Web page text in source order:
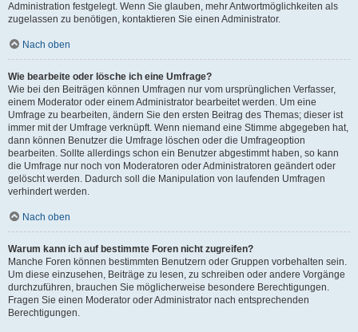
Administration festgelegt. Wenn Sie glauben, mehr Antwortmöglichkeiten als
zugelassen zu benötigen, kontaktieren Sie einen Administrator.
Nach oben
Wie bearbeite oder lösche ich eine Umfrage?
Wie bei den Beiträgen können Umfragen nur vom ursprünglichen Verfasser,
einem Moderator oder einem Administrator bearbeitet werden. Um eine
Umfrage zu bearbeiten, ändern Sie den ersten Beitrag des Themas; dieser ist
immer mit der Umfrage verknüpft. Wenn niemand eine Stimme abgegeben hat,
dann können Benutzer die Umfrage löschen oder die Umfrageoption
bearbeiten. Sollte allerdings schon ein Benutzer abgestimmt haben, so kann
die Umfrage nur noch von Moderatoren oder Administratoren geändert oder
gelöscht werden. Dadurch soll die Manipulation von laufenden Umfragen
verhindert werden.
Nach oben
Warum kann ich auf bestimmte Foren nicht zugreifen?
Manche Foren können bestimmten Benutzern oder Gruppen vorbehalten sein.
Um diese einzusehen, Beiträge zu lesen, zu schreiben oder andere Vorgänge
durchzuführen, brauchen Sie möglicherweise besondere Berechtigungen.
Fragen Sie einen Moderator oder Administrator nach entsprechenden
Berechtigungen.